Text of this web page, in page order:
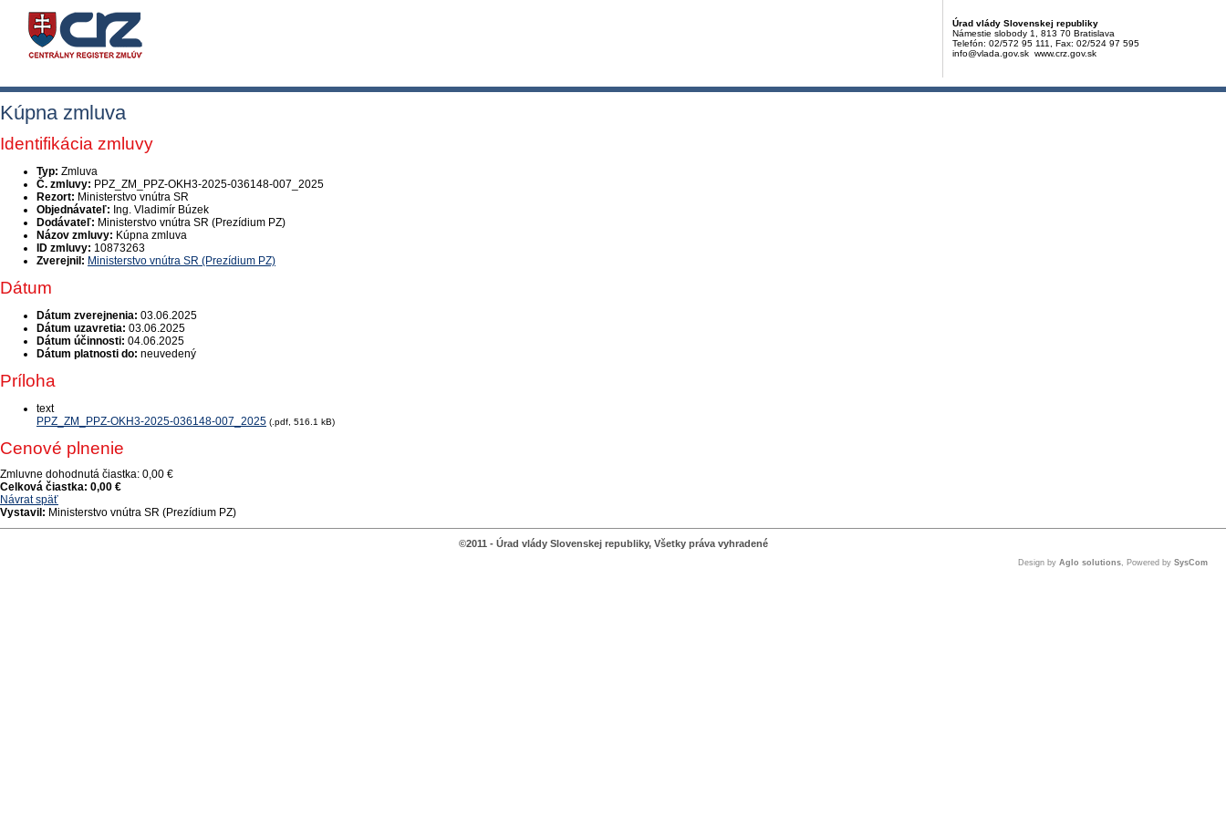
Úrad vlády Slovenskej republiky
Námestie slobody 1, 813 70 Bratislava
Telefón: 02/572 95 111, Fax: 02/524 97 595
info@vlada.gov.sk www.crz.gov.sk
Kúpna zmluva
Identifikácia zmluvy
Typ: Zmluva
Č. zmluvy: PPZ_ZM_PPZ-OKH3-2025-036148-007_2025
Rezort: Ministerstvo vnútra SR
Objednávateľ: Ing. Vladimír Búzek
Dodávateľ: Ministerstvo vnútra SR (Prezídium PZ)
Názov zmluvy: Kúpna zmluva
ID zmluvy: 10873263
Zverejnil: Ministerstvo vnútra SR (Prezídium PZ)
Dátum
Dátum zverejnenia: 03.06.2025
Dátum uzavretia: 03.06.2025
Dátum účinnosti: 04.06.2025
Dátum platnosti do: neuvedený
Príloha
text
PPZ_ZM_PPZ-OKH3-2025-036148-007_2025 (.pdf, 516.1 kB)
Cenové plnenie
Zmluvne dohodnutá čiastka: 0,00 €
Celková čiastka: 0,00 €
Návrat späť
Vystavil: Ministerstvo vnútra SR (Prezídium PZ)
©2011 - Úrad vlády Slovenskej republiky, Všetky práva vyhradené
Design by Aglo solutions, Powered by SysCom